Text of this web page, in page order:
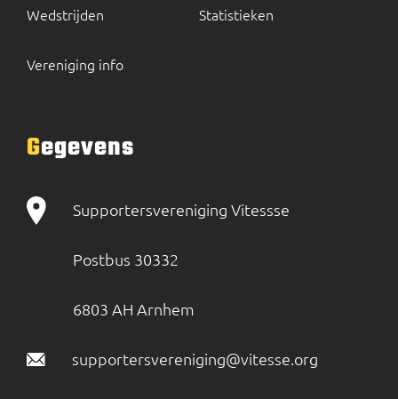
Wedstrijden
Vereniging info
Statistieken
Gegevens
Supportersvereniging Vitessse
Postbus 30332
6803 AH Arnhem
supportersvereniging@vitesse.org